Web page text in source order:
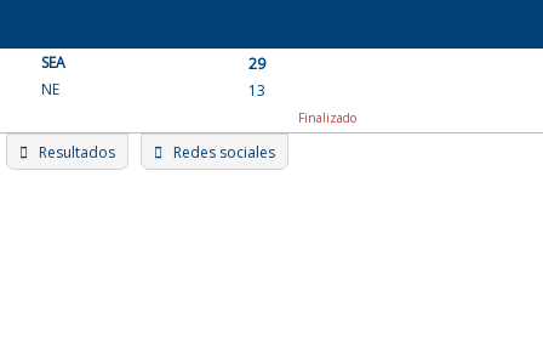
content
SEA
29
NE
13
Finalizado
Resultados Redes sociales